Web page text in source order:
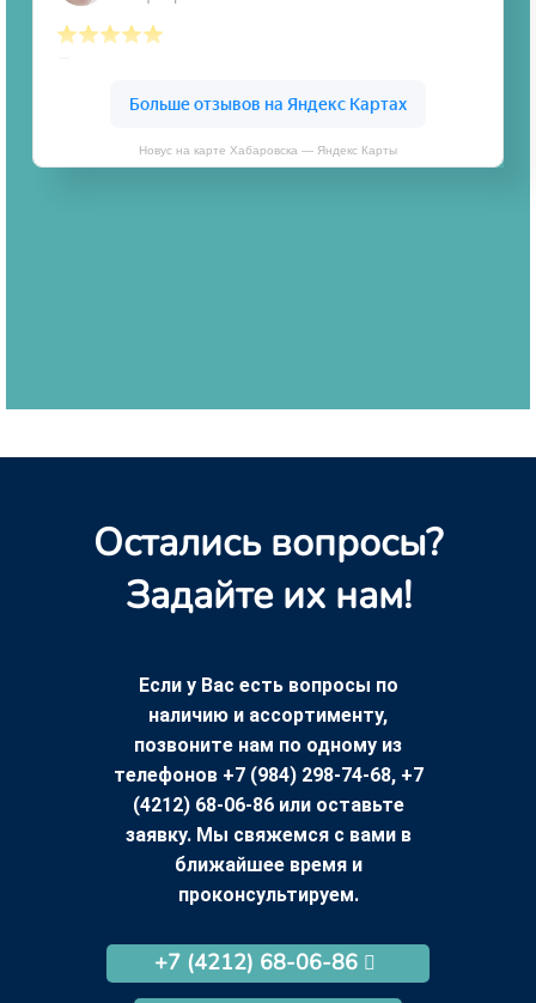
Новус на карте Хабаровска — Яндекс Карты
Остались вопросы?
Задайте их нам!
Если у Вас есть вопросы по
наличию и ассортименту,
позвоните нам по одному из
телефонов +7 (984) 298-74-68, +7
(4212) 68-06-86 или оставьте
заявку. Мы свяжемся с вами в
ближайшее время и
проконсультируем.
+7 (4212) 68-06-86